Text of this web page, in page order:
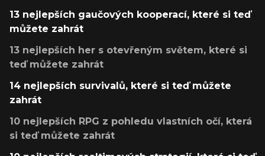
13 nejlepších gaučových kooperací, které si teď
můžete zahrát
13 nejlepších her s otevřeným světem, které si
teď můžete zahrát
14 nejlepších survivalů, které si teď můžete
zahrát
10 nejlepších RPG z pohledu vlastních očí, která
si teď můžete zahrát